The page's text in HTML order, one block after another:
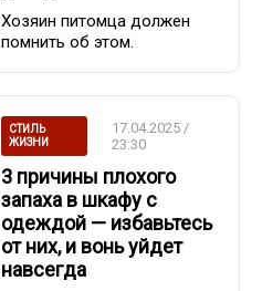
Хозяин питомца должен
помнить об этом.
СТИЛЬ
ЖИЗНИ
17.04.2025 /
23:30
3 причины плохого
запаха в шкафу с
одеждой — избавьтесь
от них, и вонь уйдет
навсегда